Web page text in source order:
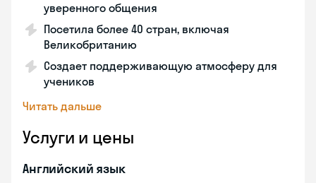
уверенного общения
Посетила более 40 стран, включая
Великобританию
Создает поддерживающую атмосферу для
учеников
Читать дальше
Услуги и цены
Английский язык